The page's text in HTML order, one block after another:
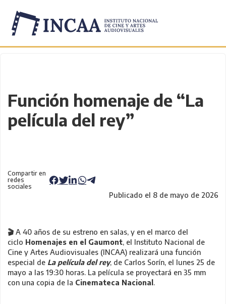
Función homenaje de “La
película del rey”
Compartir en
redes
sociales
Publicado el 8 de mayo de 2026
🎬 A 40 años de su estreno en salas, y en el marco del
ciclo Homenajes en el Gaumont, el Instituto Nacional de
Cine y Artes Audiovisuales (INCAA) realizará una función
especial de La película del rey, de Carlos Sorín, el lunes 25 de
mayo a las 19:30 horas. La película se proyectará en 35 mm
con una copia de la Cinemateca Nacional.